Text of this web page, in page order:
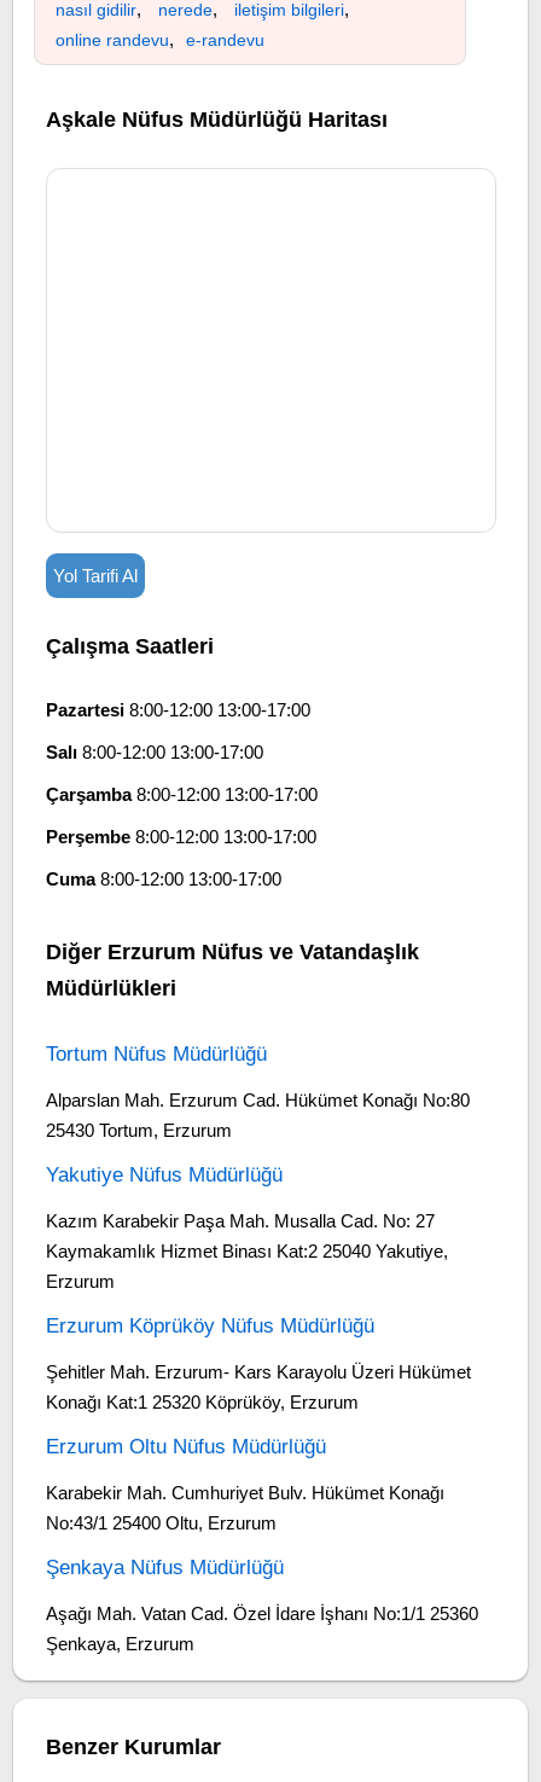
nasıl gidilir, nerede, iletişim bilgileri,
online randevu, e-randevu
Aşkale Nüfus Müdürlüğü Haritası
Yol Tarifi Al
Çalışma Saatleri
Pazartesi8:00-12:00 13:00-17:00
Salı8:00-12:00 13:00-17:00
Çarşamba8:00-12:00 13:00-17:00
Perşembe8:00-12:00 13:00-17:00
Cuma8:00-12:00 13:00-17:00
Diğer Erzurum Nüfus ve Vatandaşlık
Müdürlükleri
Tortum Nüfus Müdürlüğü
Alparslan Mah. Erzurum Cad. Hükümet Konağı No:80
25430 Tortum, Erzurum
Yakutiye Nüfus Müdürlüğü
Kazım Karabekir Paşa Mah. Musalla Cad. No: 27
Kaymakamlık Hizmet Binası Kat:2 25040 Yakutiye,
Erzurum
Erzurum Köprüköy Nüfus Müdürlüğü
Şehitler Mah. Erzurum- Kars Karayolu Üzeri Hükümet
Konağı Kat:1 25320 Köprüköy, Erzurum
Erzurum Oltu Nüfus Müdürlüğü
Karabekir Mah. Cumhuriyet Bulv. Hükümet Konağı
No:43/1 25400 Oltu, Erzurum
Şenkaya Nüfus Müdürlüğü
Aşağı Mah. Vatan Cad. Özel İdare İşhanı No:1/1 25360
Şenkaya, Erzurum
Benzer Kurumlar